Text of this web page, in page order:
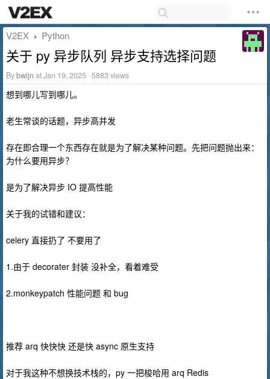
V2EX › Python
关于 py 异步队列 异步支持选择问题
Bybwijn at Jan 19, 2025 · 5883 views
想到哪儿写到哪儿。
老生常谈的话题，异步高并发
存在即合理一个东西存在就是为了解决某种问题。先把问题抛出来：
为什么要用异步？
是为了解决异步 IO 提高性能
关于我的试错和建议：
celery 直接扔了 不要用了
1.由于 decorater 封装 没补全，看着难受
2.monkeypatch 性能问题 和 bug
推荐 arq 快快快 还是快 async 原生支持
对于我这种不想换技术栈的，py 一把梭哈用 arq Redis